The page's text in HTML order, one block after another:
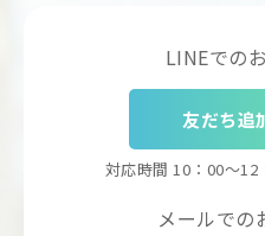
LINEでの
友だち追
対応時間 10：00～12
メールでの